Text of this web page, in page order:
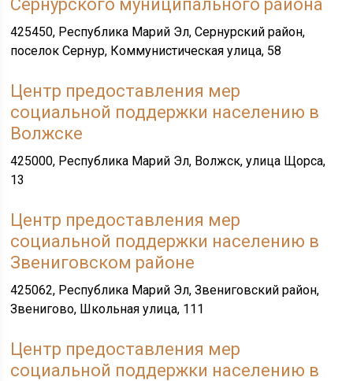
Сернурского муниципального района
425450, Республика Марий Эл, Сернурский район,
поселок Сернур, Коммунистическая улица, 58
Центр предоставления мер
социальной поддержки населению в
Волжске
425000, Республика Марий Эл, Волжск, улица Щорса,
13
Центр предоставления мер
социальной поддержки населению в
Звениговском районе
425062, Республика Марий Эл, Звениговский район,
Звенигово, Школьная улица, 111
Центр предоставления мер
социальной поддержки населению в